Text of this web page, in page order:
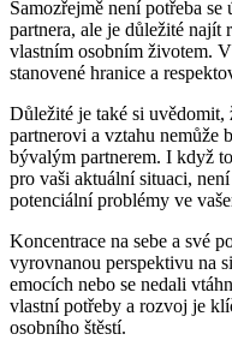
Samozřejmě není potřeba
partnera, ale je důležité najít
vlastním osobním životem.
stanovené hranice a
Důležité je také si uvědomit,
partnerovi a vztahu nemůže
bývalým partnerem. I když
pro vaši aktuální situaci,
potenciální problémy ve
Koncentrace na sebe a své
vyrovnanou perspektivu na
emocích nebo se nedali
vlastní potřeby a rozvoj je
osobního štěstí.